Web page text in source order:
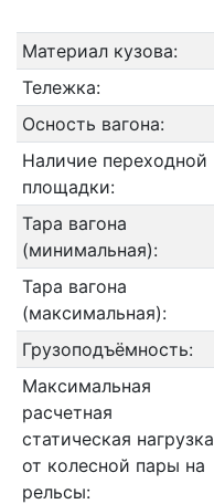
Материал кузова:
Тележка:
Осность вагона:
Наличие переходной
площадки:
Тара вагона
(минимальная):
Тара вагона
(максимальная):
Грузоподъёмность:
Максимальная
расчетная
статическая нагрузка
от колесной пары на
рельсы: